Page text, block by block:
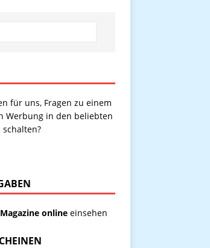
für uns, Fragen zu einem
Werbung in den beliebten
Magazine onlineeinsehen